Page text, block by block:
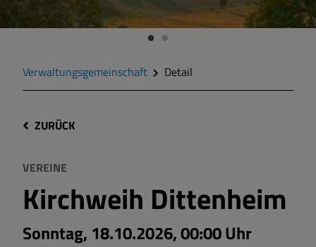
Verwaltungsgemeinschaft Detail
ZURÜCK
VEREINE
Kirchweih Dittenheim
Sonntag, 18.10.2026, 00:00 Uhr